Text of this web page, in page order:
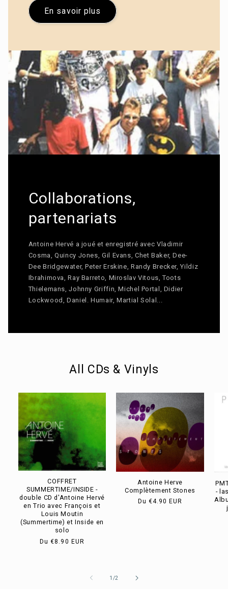
En savoir plus
Collaborations,
partenariats
Antoine Hervé a joué et enregistré avec Vladimir
Cosma, Quincy Jones, Gil Evans, Chet Baker, Dee-
Dee Bridgewater, Peter Erskine, Randy Brecker, Yildiz
Ibrahimova, Ray Barreto, Miroslav Vitous, Toots
Thielemans, Johnny Griffin, Michel Portal, Didier
Lockwood, Daniel. Humair, Martial Solal...
All CDs & Vinyls
COFFRET
SUMMERTIME/INSIDE -
double CD d'Antoine Hervé
en Trio avec François et
Louis Moutin
(Summertime) et Inside en
solo
Prix
Du€8.90 EUR
Antoine Herve
Complètement Stones
Prix
Du €4.90 EUR
-
1 /de2